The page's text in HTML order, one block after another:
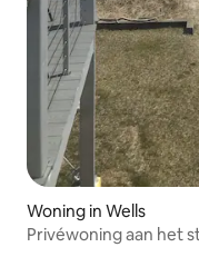
Woning in Wells
Privéwoning aan het